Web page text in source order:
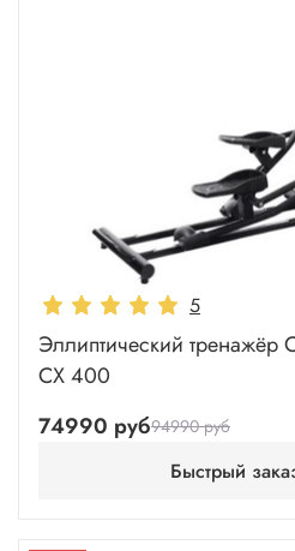
5
Эллиптический тренажёр
CX 400
74990 руб94990 руб
Быстрый